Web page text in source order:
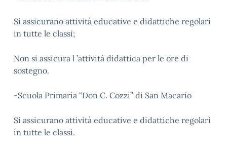
Si assicurano attività educative e didattiche regolari
in tutte le classi;
Non si assicura l ’attività didattica per le ore di
sostegno.
-Scuola Primaria “Don C. Cozzi” di San Macario
Si assicurano attività educative e didattiche regolari
in tutte le classi.